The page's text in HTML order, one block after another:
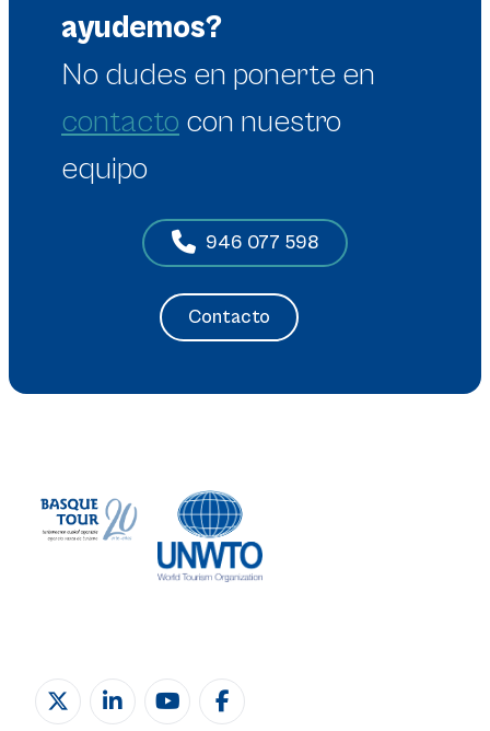
ayudemos?
No dudes en ponerte en
contacto con nuestro
equipo
946 077 598
Contacto